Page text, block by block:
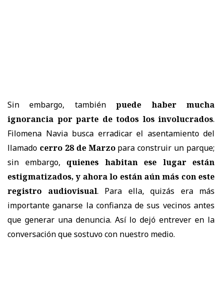
Sin embargo, tambiénpuede haber mucha
ignorancia por parte de todos los involucrados.
Filomena Navia busca erradicar el asentamiento del
llamado cerro 28 de Marzopara construir un parque;
sin embargo, quienes habitan ese lugar están
estigmatizados, y ahora lo están aún más con este
registro audiovisual. Para ella, quizás era más
importante ganarse la confianza de sus vecinos antes
que generar una denuncia. Así lo dejó entrever en la
conversación que sostuvo con nuestro medio.